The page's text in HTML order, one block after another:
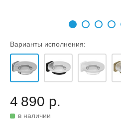
Варианты исполнения:
4 890 р.
в наличии